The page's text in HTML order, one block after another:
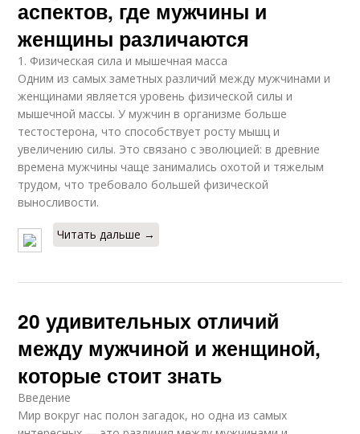
аспектов, где мужчины и
женщины различаются
1. Физическая сила и мышечная масса
Одним из самых заметных различий между мужчинами и
женщинами является уровень физической силы и
мышечной массы. У мужчин в организме больше
тестостерона, что способствует росту мышц и
увеличению силы. Это связано с эволюцией: в древние
времена мужчины чаще занимались охотой и тяжелым
трудом, что требовало большей физической
выносливости.
Читать дальше →
20 удивительных отличий
между мужчиной и женщиной,
которые стоит знать
Введение
Мир вокруг нас полон загадок, но одна из самых